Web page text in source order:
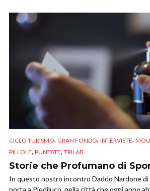
CICLO TURISMO, GRAN FONDO, INTERVISTE,
PILLOLE, PUNTATE, TRILAB
Storie che Profumano di
In questo nostro incontro Daddo Nardone
porta a Piediluco, nella città che ogni anno